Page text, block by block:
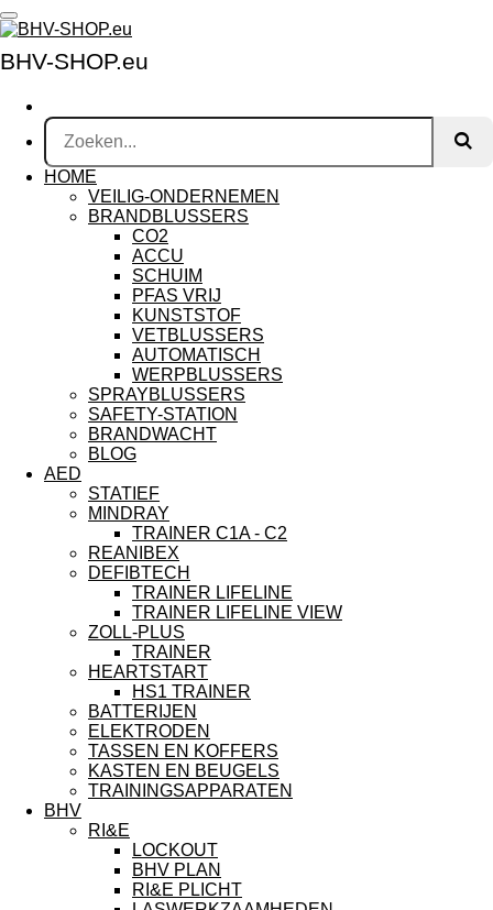
Ga
direct
naar
BHV-SHOP.eu
HOME
VEILIG-ONDERNEMEN
BRANDBLUSSERS
CO2
ACCU
SCHUIM
PFAS VRIJ
KUNSTSTOF
VETBLUSSERS
AUTOMATISCH
WERPBLUSSERS
SPRAYBLUSSERS
SAFETY-STATION
BRANDWACHT
BLOG
AED
STATIEF
MINDRAY
TRAINER C1A - C2
REANIBEX
DEFIBTECH
TRAINER LIFELINE
TRAINER LIFELINE VIEW
ZOLL-PLUS
TRAINER
HEARTSTART
HS1 TRAINER
BATTERIJEN
ELEKTRODEN
TASSEN EN KOFFERS
KASTEN EN BEUGELS
TRAININGSAPPARATEN
BHV
RI&E
LOCKOUT
BHV PLAN
RI&E PLICHT